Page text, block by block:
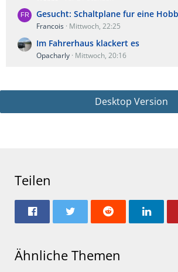
Gesucht: Schaltplane fur eine
Francois Mittwoch, 22:25
Im Fahrerhaus klackert es
Opacharly Mittwoch, 20:16
Desktop Version
Teilen
Ähnliche Themen